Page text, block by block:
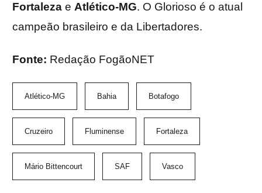
Fortaleza e Atlético-MG. O Glorioso é o atual
campeão brasileiro e da Libertadores.
Fonte: Redação FogãoNET
Atlético-MG Bahia Botafogo
Cruzeiro Fluminense Fortaleza
Mário Bittencourt SAF Vasco